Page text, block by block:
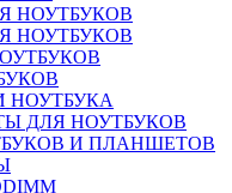
НОУТБУКОВ
НОУТБУКОВ
НОУТБУКА
ДЛЯ НОУТБУКОВ
И ПЛАНШЕТОВ